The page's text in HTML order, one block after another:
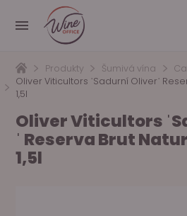
Produkty Šumivá vína
Oliver Viticultors ˈSadurní Oliverˈ
1,5l
Oliver Viticultors
ˈ Reserva Brut
1,5l